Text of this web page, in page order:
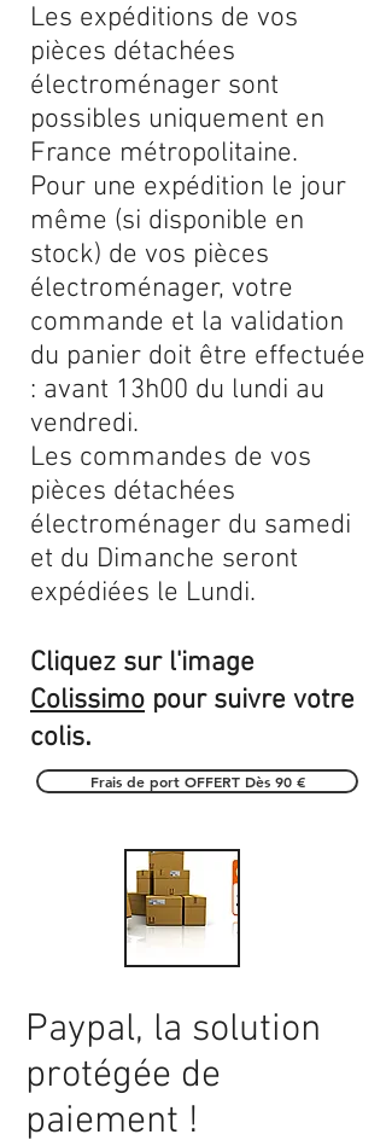
Les expéditions de vos
pièces détachées
électroménager sont
possibles uniquement en
France métropolitaine.
Pour une expédition le jour
même (si disponible en
stock) de vos pièces
électroménager, votre
commande et la validation
du panier doit être effectuée
: avant 13h00 du lundi au
vendredi.
Les commandes de vos
pièces détachées
électroménager du samedi
et du Dimanche seront
expédiées le Lundi.
Cliquez sur l'image
Colissimo pour suivre votre
colis.
Frais de port OFFERT Dès 90 €
Paypal, la solution
protégée de
paiement !